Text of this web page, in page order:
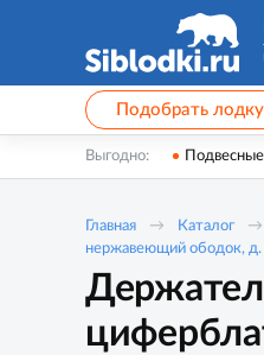
Подобрать лодку
Выгодно:
Главная Каталог
нержавеющий ободок,